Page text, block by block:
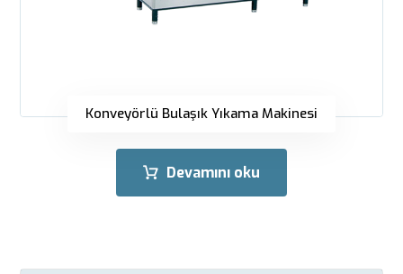
Konveyörlü Bulaşık Yıkama Makinesi
Devamını oku